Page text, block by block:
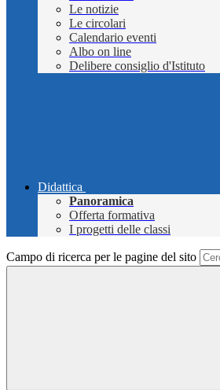
Le notizie
Le circolari
Calendario eventi
Albo on line
Delibere consiglio d'Istituto
Didattica
Panoramica
Offerta formativa
I progetti delle classi
Campo di ricerca per le pagine del sito